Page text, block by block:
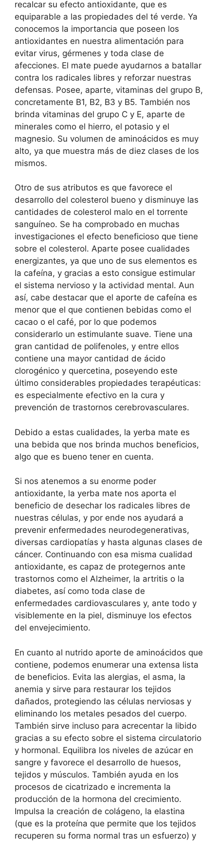
recalcar su efecto antioxidante, que es
equiparable a las propiedades del té verde. Ya
conocemos la importancia que poseen los
antioxidantes en nuestra alimentación para
evitar virus, gérmenes y toda clase de
afecciones. El mate puede ayudarnos a batallar
contra los radicales libres y reforzar nuestras
defensas. Posee, aparte, vitaminas del grupo B,
concretamente B1, B2, B3 y B5. También nos
brinda vitaminas del grupo C y E, aparte de
minerales como el hierro, el potasio y el
magnesio. Su volumen de aminoácidos es muy
alto, ya que muestra más de diez clases de los
mismos.
Otro de sus atributos es que favorece el
desarrollo del colesterol bueno y disminuye las
cantidades de colesterol malo en el torrente
sanguíneo. Se ha comprobado en muchas
investigaciones el efecto beneficioso que tiene
sobre el colesterol. Aparte posee cualidades
energizantes, ya que uno de sus elementos es
la cafeína, y gracias a esto consigue estimular
el sistema nervioso y la actividad mental. Aun
así, cabe destacar que el aporte de cafeína es
menor que el que contienen bebidas como el
cacao o el café, por lo que podemos
considerarlo un estimulante suave. Tiene una
gran cantidad de polifenoles, y entre ellos
contiene una mayor cantidad de ácido
clorogénico y quercetina, poseyendo este
último considerables propiedades terapéuticas:
es especialmente efectivo en la cura y
prevención de trastornos cerebrovasculares.
Debido a estas cualidades, la yerba mate es
una bebida que nos brinda muchos beneficios,
algo que es bueno tener en cuenta.
Si nos atenemos a su enorme poder
antioxidante, la yerba mate nos aporta el
beneficio de desechar los radicales libres de
nuestras células, y por ende nos ayudará a
prevenir enfermedades neurodegenerativas,
diversas cardiopatías y hasta algunas clases de
cáncer. Continuando con esa misma cualidad
antioxidante, es capaz de protegernos ante
trastornos como el Alzheimer, la artritis o la
diabetes, así como toda clase de
enfermedades cardiovasculares y, ante todo y
visiblemente en la piel, disminuye los efectos
del envejecimiento.
En cuanto al nutrido aporte de aminoácidos que
contiene, podemos enumerar una extensa lista
de beneficios. Evita las alergias, el asma, la
anemia y sirve para restaurar los tejidos
dañados, protegiendo las células nerviosas y
eliminando los metales pesados del cuerpo.
También sirve incluso para acrecentar la libido
gracias a su efecto sobre el sistema circulatorio
y hormonal. Equilibra los niveles de azúcar en
sangre y favorece el desarrollo de huesos,
tejidos y músculos. También ayuda en los
procesos de cicatrizado e incrementa la
producción de la hormona del crecimiento.
Impulsa la creación de colágeno, la elastina
(que es la proteína que permite que los tejidos
recuperen su forma normal tras un esfuerzo) y